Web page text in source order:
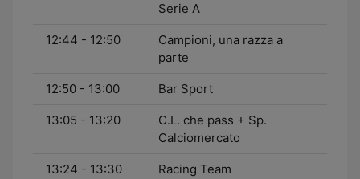
Serie A
12:44 - 12:50
Campioni, una razza a
parte
12:50 - 13:00 Bar Sport
13:05 - 13:20
C.L. che pass + Sp.
Calciomercato
13:24 - 13:30 Racing Team